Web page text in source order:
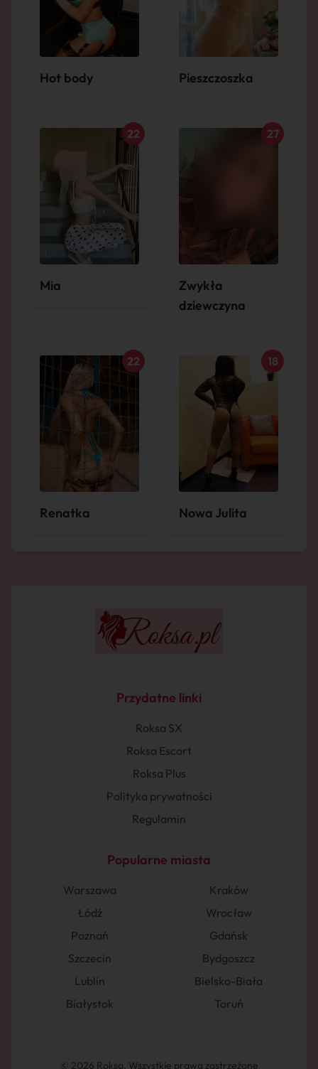
Hot body Pieszczoszka
Mia
22
Zwykła
dziewczyna
27
Renatka
22
Nowa Julita
18
Przydatne linki
Roksa SX
Roksa Escort
Roksa Plus
Polityka prywatności
Regulamin
Popularne miasta
Warszawa
Kraków
Łódź
Wrocław
Poznań
Gdańsk
Szczecin
Bydgoszcz
Lublin
Bielsko-Biała
Białystok
Toruń
© 2026 Roksa. Wszystkie prawa zastrzeżone